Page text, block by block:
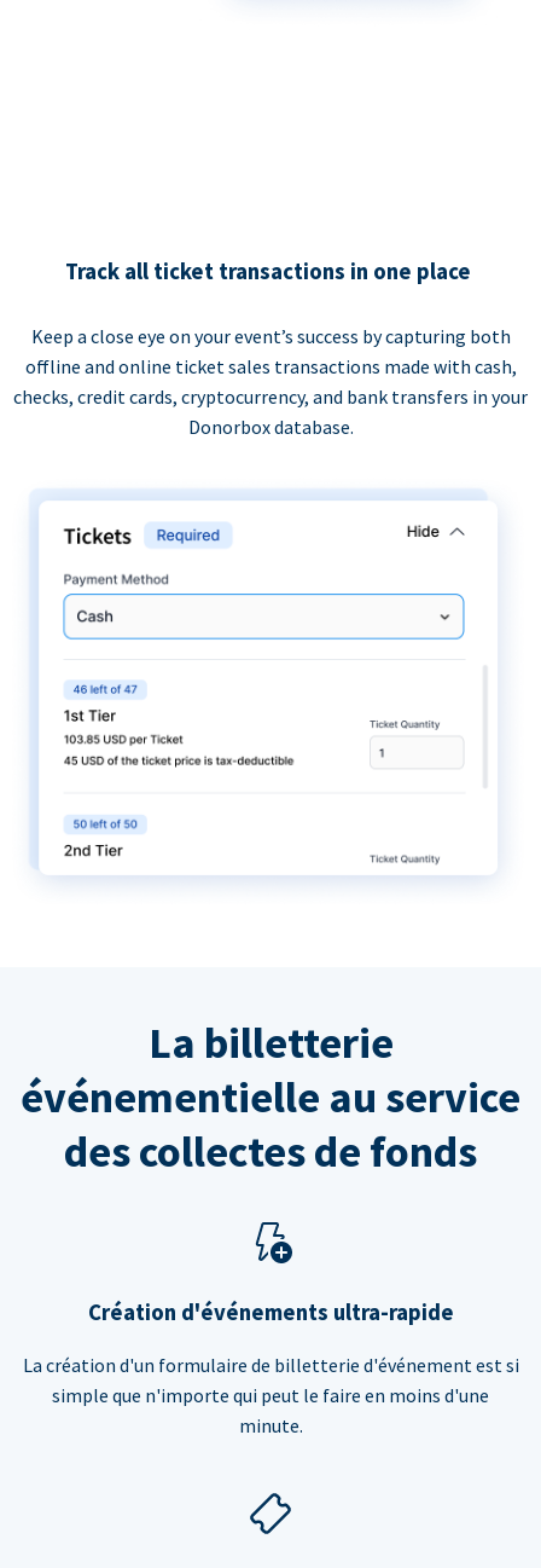
Track all ticket transactions in one place
Keep a close eye on your event’s success by capturing both
offline and online ticket sales transactions made with cash,
checks, credit cards, cryptocurrency, and bank transfers in your
Donorbox database.
La billetterie
événementielle au service
des collectes de fonds
Création d'événements ultra-rapide
La création d'un formulaire de billetterie d'événement est si
simple que n'importe qui peut le faire en moins d'une
minute.